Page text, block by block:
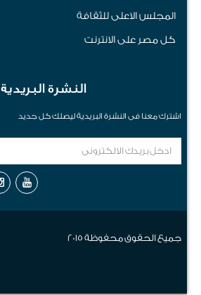
المجلس الاعلى للثقافة
كل مصر على الانترنت
النشرة البريدية
اشترك معنا فى النشرة البريدية ليصلك كل جديد
جميع الحقوق محفوظة 2015